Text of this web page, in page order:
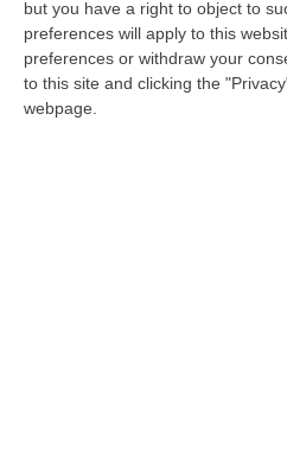
but you have a right to object to
preferences will apply to this
preferences or withdraw your
to this site and clicking the
webpage.
Messina, I “No Ponte” Di Nuovo In
“MESSINA “Chiediamo che venga
liquidazione era stata già indicata dal
08 Agosto, 21:20